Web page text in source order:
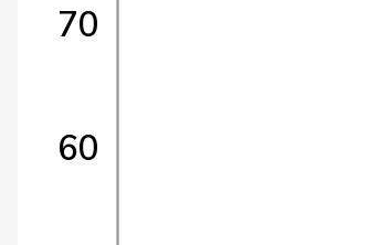
60
70